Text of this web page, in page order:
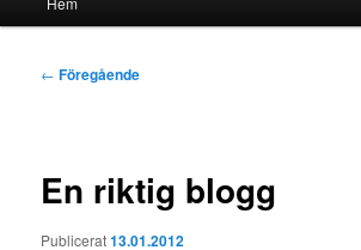
Inläggsnavigering
← Föregående
En riktig blogg
Publicerat13.01.2012